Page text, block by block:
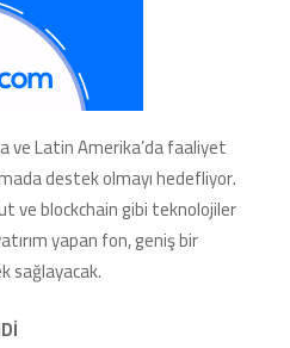
ve Latin Amerika’da faaliyet
destek olmayı hedefliyor.
ve blockchain gibi teknolojiler
yapan fon, geniş bir
sağlayacak.